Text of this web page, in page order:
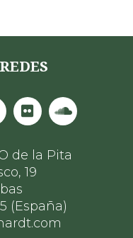
de la Pita
19
(España)